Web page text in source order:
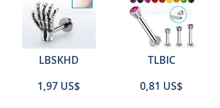
LBSKHD
1,97 US$
TLBIC
0,81 US$